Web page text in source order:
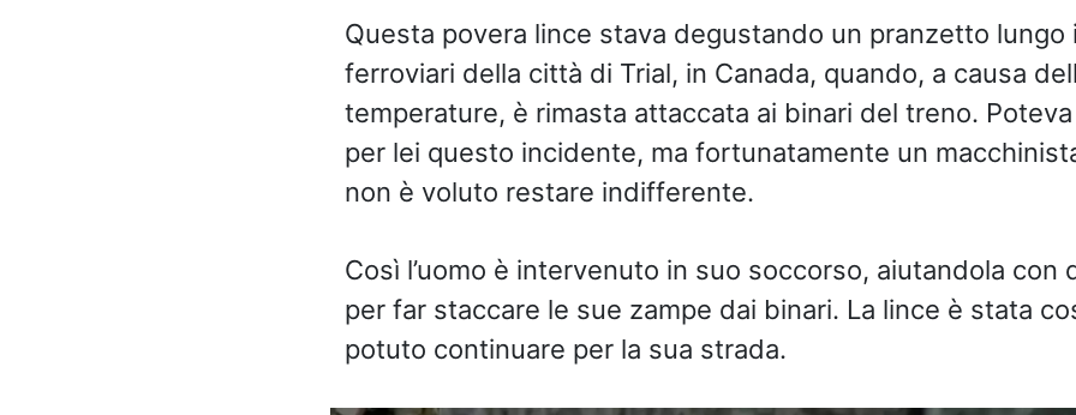
Questa povera lince stava degustando un pranzetto lungo
ferroviari della città di Trial, in Canada, quando, a causa
temperature, è rimasta attaccata ai binari del treno.
per lei questo incidente, ma fortunatamente un
non è voluto restare indifferente.
Così l’uomo è intervenuto in suo soccorso, aiutandola con
per far staccare le sue zampe dai binari. La lince è stata
potuto continuare per la sua strada.